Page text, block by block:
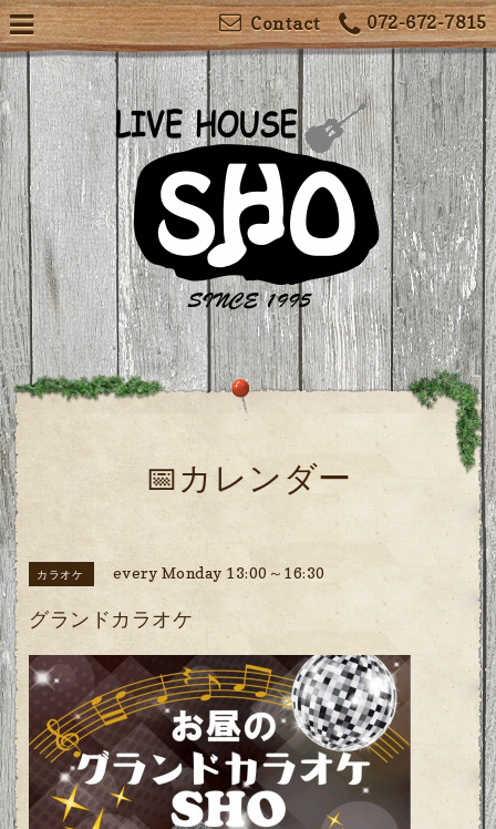
072-672-7815
Contact
📅カレンダー
カラオケ every Monday 13:00～16:30
グランドカラオケ